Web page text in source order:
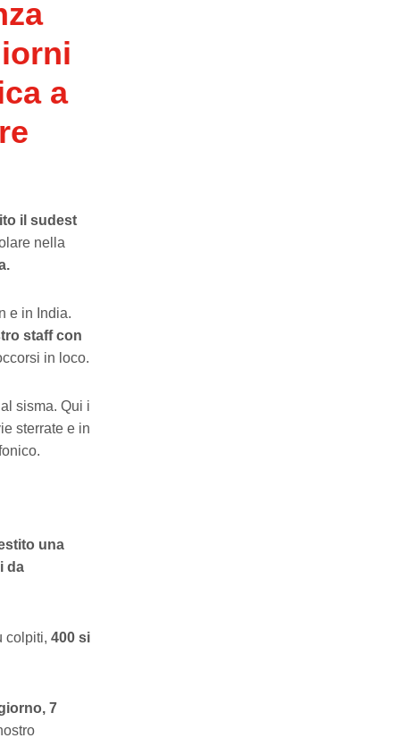
a
il sudest
nella
e in India.
staff con
in loco.
sisma. Qui i
sterrate e in
una
da
colpiti, 400 si
7